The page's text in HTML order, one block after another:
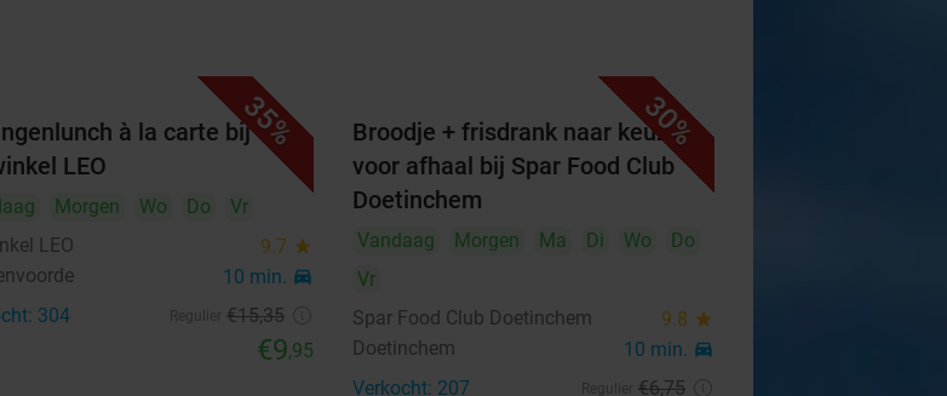
35%
à la carte bij
LEO
Morgen Wo Do
Vr
LEO
9.7 star
10 min. directions_car
304 €15,35
€9,95
30%
Broodje + frisdrank naar keuze
voor afhaal bij Spar Food Club
Doetinchem
Vandaag Morgen Ma Di Wo
Do
Vr
Spar Food Club Doetinchem
9.8 star
Doetinchem 10 min. directions_car
Verkocht: 207 €6,75